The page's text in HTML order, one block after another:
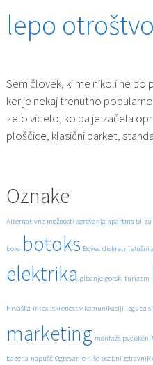
lepo otroštvo
Sem človek, ki me nikoli ne
ker je nekaj trenutno
zelo videlo, ko pa je začela
ploščice, klasični parket,
Oznake
Alternativne možnosti ogrevanja apartma blizu
boks botoks Bovec diskretni slušni
elektrika gibanje gorski turizem
Hrvaška intex iskrenost v komunikaciji izguba
marketing montaža pvc oken
bazena napušč Ogrevanje hiše osebni zdravnik